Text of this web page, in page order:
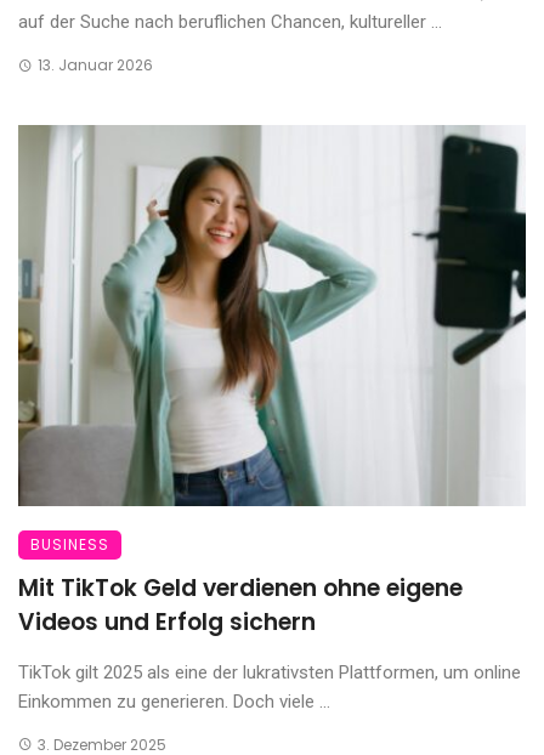
auf der Suche nach beruflichen Chancen, kultureller ...
13. Januar 2026
BUSINESS
Mit TikTok Geld verdienen ohne eigene
Videos und Erfolg sichern
TikTok gilt 2025 als eine der lukrativsten Plattformen, um online
Einkommen zu generieren. Doch viele ...
3. Dezember 2025